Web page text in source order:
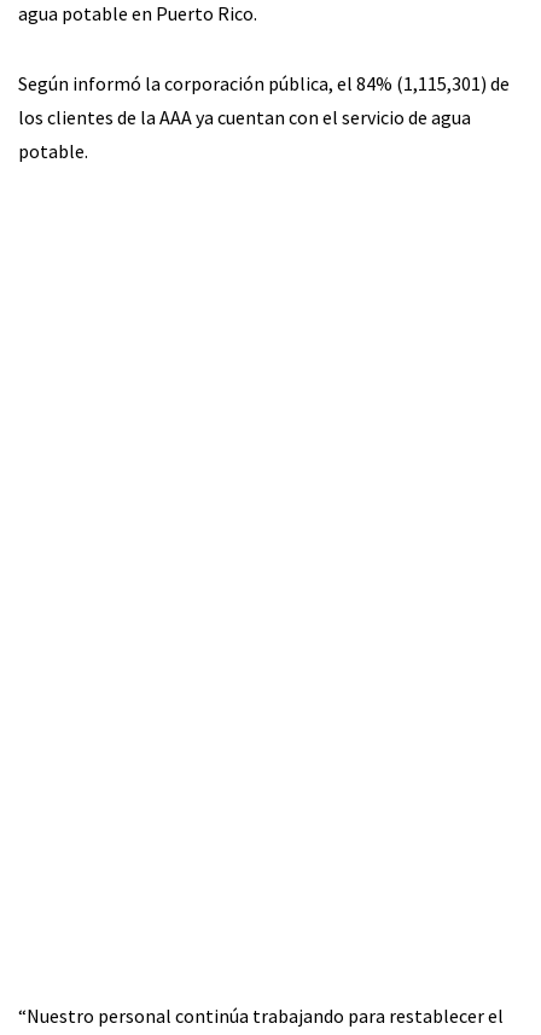
agua potable en Puerto Rico.
Según informó la corporación pública, el 84% (1,115,301) de
los clientes de la AAA ya cuentan con el servicio de agua
potable.
“Nuestro personal continúa trabajando para restablecer el